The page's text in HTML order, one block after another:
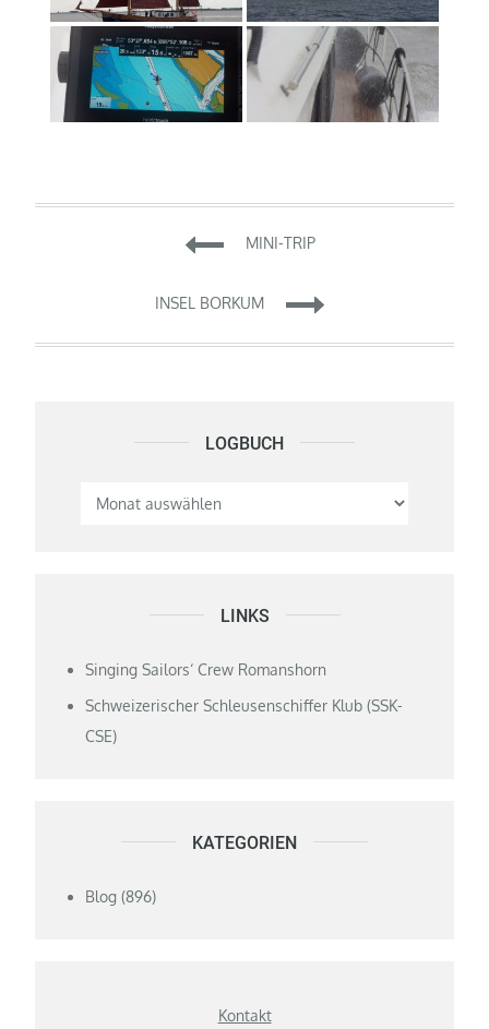
Beitragsnavigation
MINI-TRIP
INSEL BORKUM
LOGBUCH Logbuch
LINKS
Singing Sailors‘ Crew Romanshorn
Schweizerischer Schleusenschiffer Klub (SSK-
CSE)
KATEGORIEN
Blog (896)
Kontakt